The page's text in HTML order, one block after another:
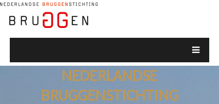
NEDERLANDSE
BRUGGENSTICHTING